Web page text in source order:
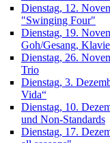
Dienstag, 12.
"Swinging Four"
Dienstag, 19.
Goh/Gesang,
Dienstag, 26.
Trio
Dienstag, 3.
Vida“
Dienstag, 10.
und Non-Standards
Dienstag, 17.